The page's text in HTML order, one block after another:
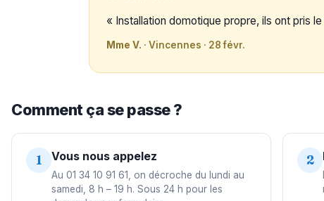
« Installation domotique propre, ils ont pris
Mme V. · Vincennes · 28 févr.
Comment ça se passe ?
1 Vous nous appelez
Au 01 34 10 91 61, on décroche du lundi au
samedi, 8 h – 19 h. Sous 24 h pour les
2